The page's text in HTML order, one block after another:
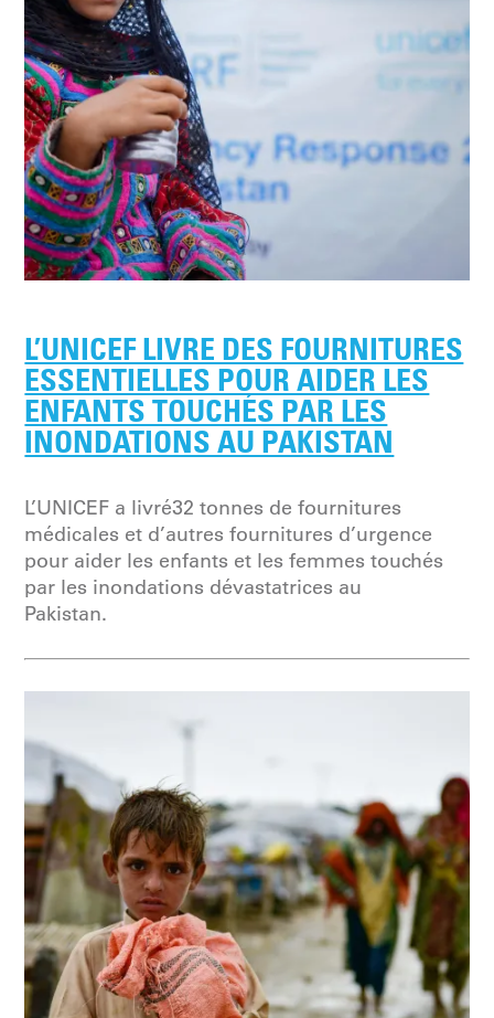
L’UNICEF LIVRE DES FOURNITURES
ESSENTIELLES POUR AIDER LES
ENFANTS TOUCHÉS PAR LES
INONDATIONS AU PAKISTAN
L’UNICEF a livré32 tonnes de fournitures
médicales et d’autres fournitures d’urgence
pour aider les enfants et les femmes touchés
par les inondations dévastatrices au
Pakistan.